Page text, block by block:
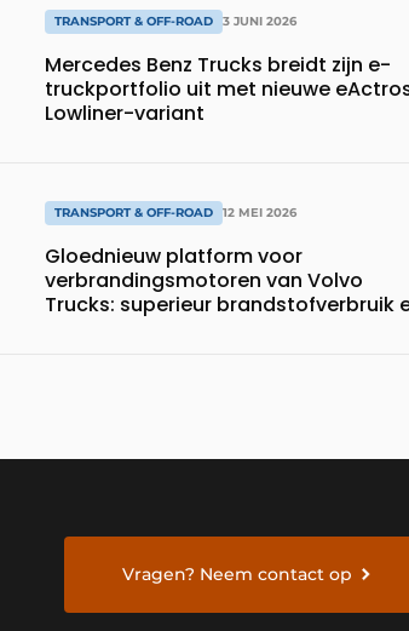
TRANSPORT & OFF-ROAD 3 JUNI 2026
Mercedes Benz Trucks breidt zijn e-
truckportfolio uit met nieuwe
Lowliner-variant
TRANSPORT & OFF-ROAD 12 MEI 2026
Gloednieuw platform voor
verbrandingsmotoren van Volvo
Trucks: superieur brandstofverbruik
Vragen? Neem contact op